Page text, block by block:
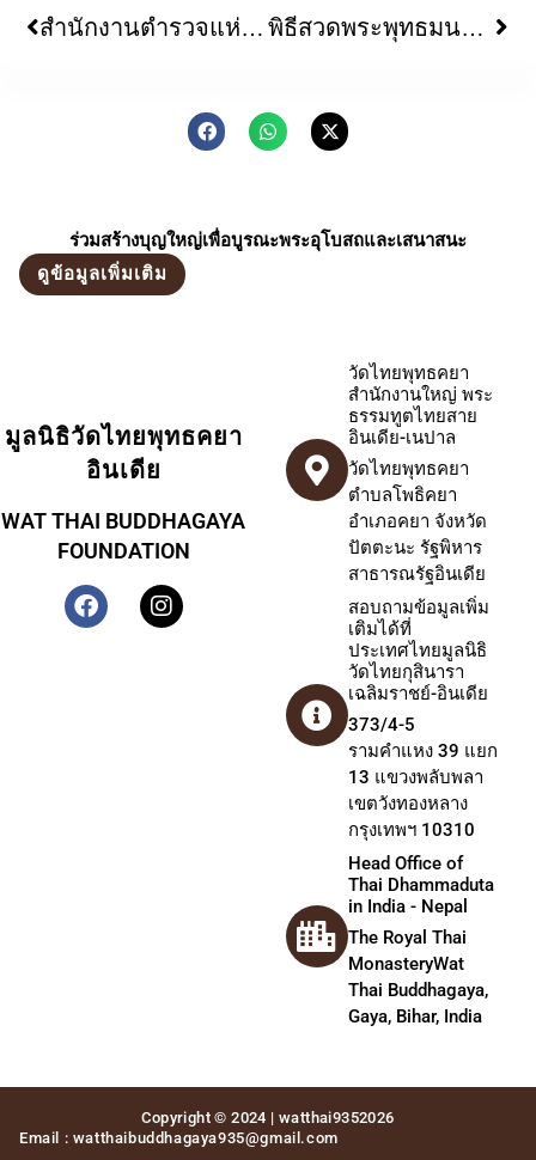
สำนักงานตำรวจแห่งชาติจัดพิธีอุปสมบทหมู่ ณ วัดไทยพุทธคยา ถวายเป็นพระราชกุศลแด่พระบาทสมเด็จพระบรมชนกาธิเบศร มหาภูมิพลอดุลยเดชมหาราช บรมนาถบพิตร เนื่องในวันคล้ายวันสวรรคต ๑๓ ตุลาคม ๒๕๖๘ พิธีสวดพระพุทธมนต์ และถวายดอกไม้แด่ต้นพระศรีมหาโพธิ์ พุทธคยา เนื่องในวันคล้ายวันสวรรคต พระบาทสมเด็จพระบรมชนกาธิเบศร มหาภูมิพลอดุลยเดชมหาราช บรมนาถบพิตร ๑๓ ตุลาคม ๒๕๖๘ ณ ต้นพระศรีมหาโพธิ์ พุทธคยา ประเทศอินเดีย
ร่วมสร้างบุญใหญ่เพื่อบูรณะพระอุโบสถและเสนาสนะ
ดูข้อมูลเพิ่มเติม
มูลนิธิวัดไทยพุทธคยา
อินเดีย
WAT THAI BUDDHAGAYA
FOUNDATION
วัดไทยพุทธคยา
สำนักงานใหญ่ พระ
ธรรมทูตไทยสาย
อินเดีย-เนปาล
วัดไทยพุทธคยา
ตำบลโพธิคยา
อำเภอคยา จังหวัด
ปัตตะนะ รัฐพิหาร
สาธารณรัฐอินเดีย
สอบถามข้อมูลเพิ่ม
เติมได้ที่
ประเทศไทยมูลนิธิ
วัดไทยกุสินารา
เฉลิมราชย์-อินเดีย
373/4-5
รามคำแหง 39 แยก
13 แขวงพลับพลา
เขตวังทองหลาง
กรุงเทพฯ 10310
Head Office of
Thai Dhammaduta
in India - Nepal
The Royal Thai
MonasteryWat
Thai Buddhagaya,
Gaya, Bihar, India
Copyright © 2024 | watthai9352026
Email : watthaibuddhagaya935@gmail.com